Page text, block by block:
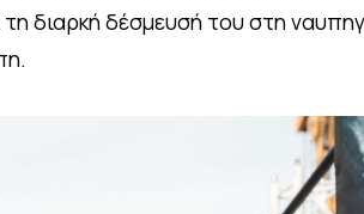
διαρκή δέσμευσή του στη